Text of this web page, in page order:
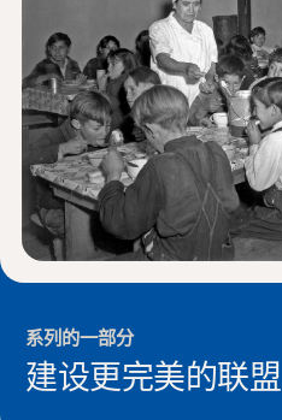
参与其中
系列的一部分
建设更完美的联盟